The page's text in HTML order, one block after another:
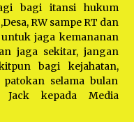
bagi itansi hukum
RW sampe RT dan
jaga kemananan
jaga sekitar, jangan
bagi kejahatan,
selama bulan
Jack kepada Media